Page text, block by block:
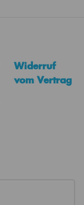
Widerruf
vom Vertrag